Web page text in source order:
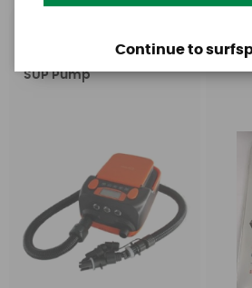
Base Rechargeable
SUP Pump
Continue to